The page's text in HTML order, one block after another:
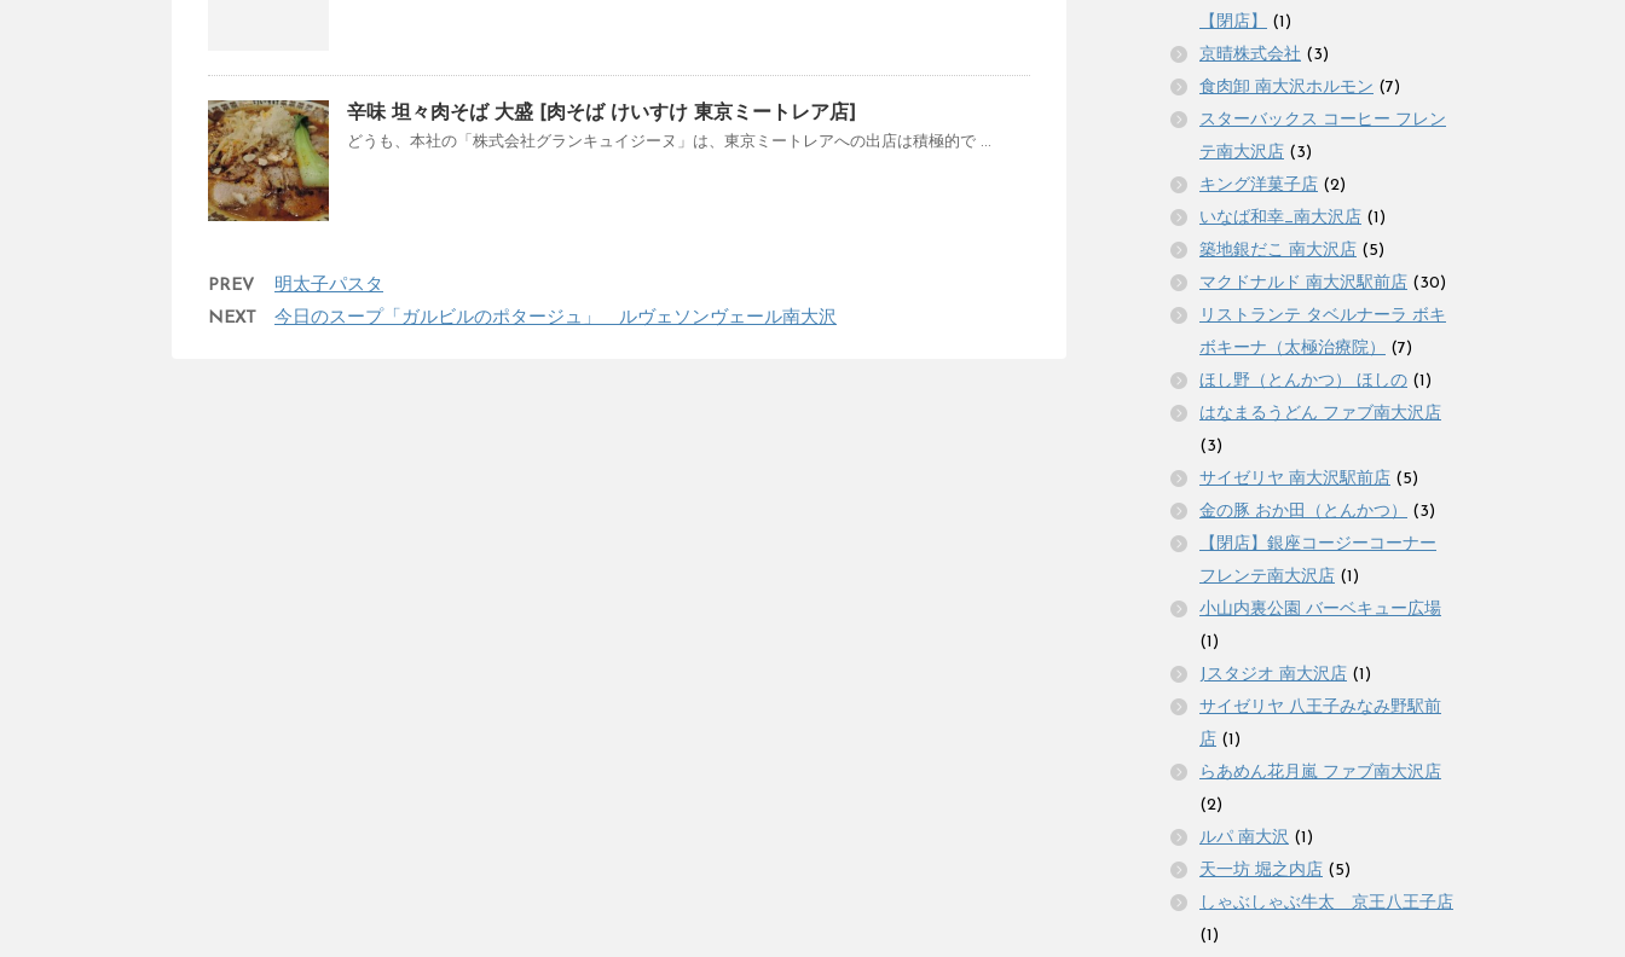
辛味 坦々肉そば 大盛 [肉そば けいすけ 東京ミートレア店]
どうも、本社の「株式会社グランキュイジーヌ」は、東京ミートレアへの出店は積極的で ...
PREV
明太子パスタ
NEXT
今日のスープ「ガルビルのポタージュ」 ルヴェソンヴェール南大沢
【閉店】
(1)
京晴株式会社 (3)
食肉卸 南大沢ホルモン (7)
スターバックス コーヒー フレン
テ南大沢店 (3)
キング洋菓子店 (2)
いなば和幸_南大沢店 (1)
築地銀だこ 南大沢店 (5)
マクドナルド 南大沢駅前店 (30)
リストランテ タベルナーラ ボキ
ボキーナ（太極治療院）
(7)
ほし野（とんかつ） ほしの (1)
はなまるうどん ファブ南大沢店
(3)
サイゼリヤ 南大沢駅前店 (5)
金の豚 おか田（とんかつ）
(3)
【閉店】銀座コージーコーナー
フレンテ南大沢店 (1)
小山内裏公園 バーベキュー広場
(1)
Jスタジオ 南大沢店 (1)
サイゼリヤ 八王子みなみ野駅前
店 (1)
らあめん花月嵐 ファブ南大沢店
(2)
ルパ 南大沢 (1)
天一坊 堀之内店 (5)
しゃぶしゃぶ牛太 京王八王子店
(1)